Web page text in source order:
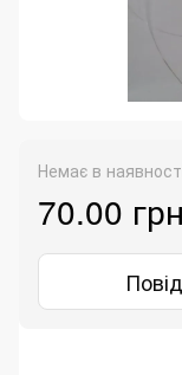
Немає в
70.00 грн